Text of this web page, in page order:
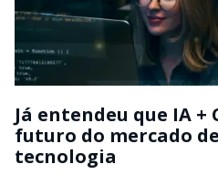
Já entendeu que IA +
futuro do mercado de
tecnologia